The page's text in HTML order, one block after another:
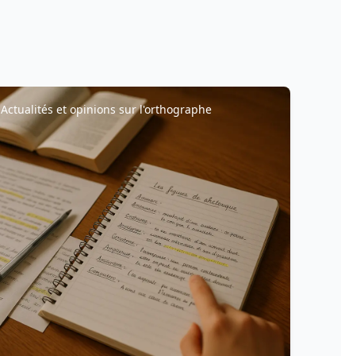
Actualités et opinions sur l'orthographe